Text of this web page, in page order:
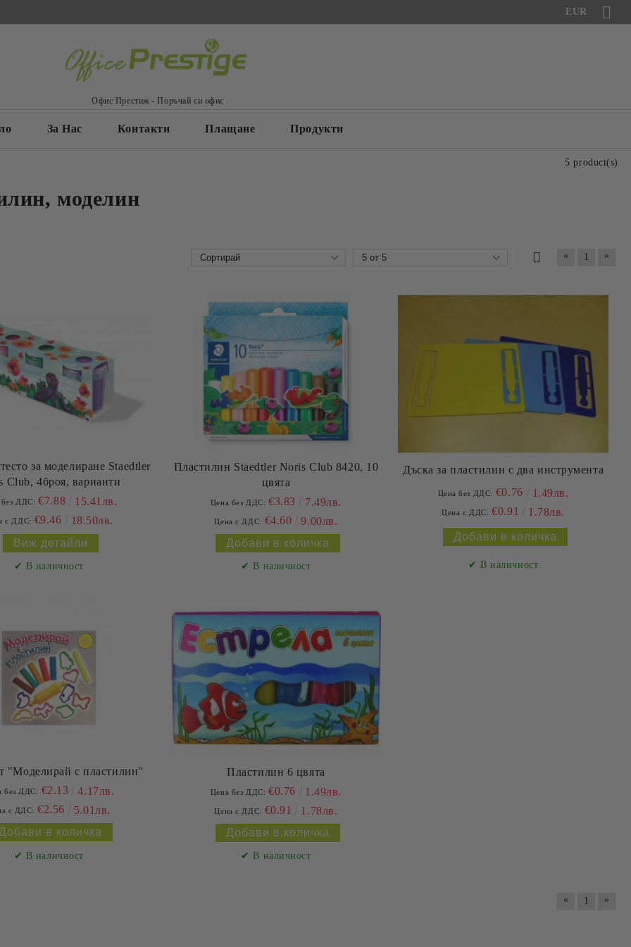
EUR
Офис Престиж - Поръчай си офис
За Нас Контакти Плащане Продукти
моделин
5 product(s)
« 1 »
за моделиране Staedtler
Club, 4броя, варианти
ДДС: €7.88 15.41лв.
с ДДС: €9.46
18.50лв.
Виж детайли
✔ В наличност
Пластилин Staedtler Noris Club 8420, 10
цвята
Цена без ДДС: €3.83 7.49лв.
Цена с ДДС: €4.60 9.00лв.
✔ В наличност
Дъска за пластилин с два инструмента
Цена без ДДС: €0.76 1.49лв.
Цена с ДДС: €0.91 1.78лв.
✔ В наличност
"Моделирай с пластилин"
без ДДС: €2.13 4.17лв.
с ДДС: €2.56 5.01лв.
✔ В наличност
Пластилин 6 цвята
Цена без ДДС: €0.76 1.49лв.
Цена с ДДС: €0.91 1.78лв.
✔ В наличност
« 1 »